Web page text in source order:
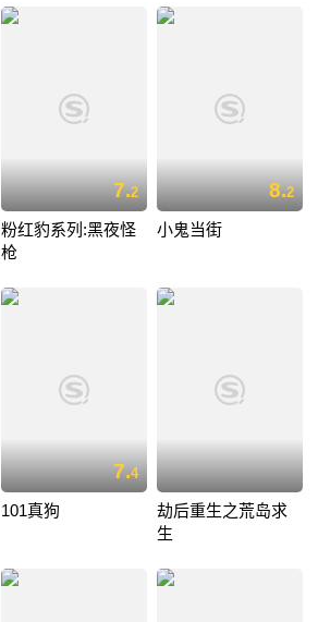
7.2
粉红豹系列:黑夜怪
枪
8.2
小鬼当街
7.4
101真狗
劫后重生之荒岛求
生